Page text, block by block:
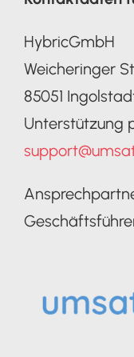
HybricGmbH
Weicheringer
85051
Unterstützung